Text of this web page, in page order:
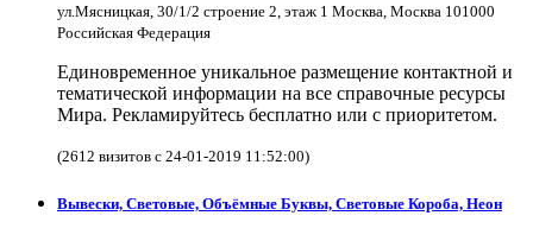
ул.Мясницкая, 30/1/2 строение 2, этаж 1 Москва, Москва 101000
Российская Федерация
Единовременное уникальное размещение контактной и
тематической информации на все справочные ресурсы
Мира. Рекламируйтесь бесплатно или с приоритетом.
(2612 визитов с 24-01-2019 11:52:00)
Вывески, Световые, Объёмные Буквы, Световые Короба, Неон